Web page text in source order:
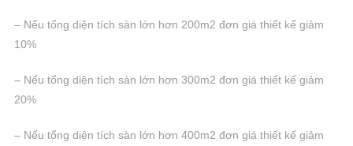
– Nếu tổng diện tích sàn lớn hơn 200m2 đơn giá thiết kế giảm
10%
– Nếu tổng diện tích sàn lớn hơn 300m2 đơn giá thiết kế giảm
20%
– Nếu tổng diện tích sàn lớn hơn 400m2 đơn giá thiết kế giảm